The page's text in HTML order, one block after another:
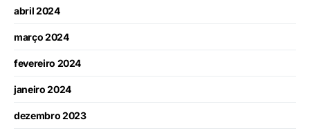
abril 2024
março 2024
fevereiro 2024
janeiro 2024
dezembro 2023